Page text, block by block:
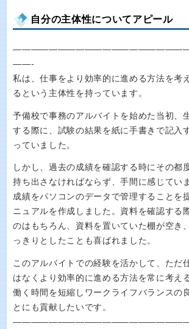
自分の主体性についてアピール
——-
私は、仕事をより効率的に進める方法を考
るという主体性を持っています。
予備校で事務のアルバイトを始めた当初、
する際に、試験の結果を紙に手書きで記入
っていました。
しかし、過去の成績を確認する時にその都
持ち出さなければならず、手間に感じてい
成績をパソコンのデータで管理することを
ニュアルを作成しました。資料を確認する
のはもちろん、資料を置いていた棚が空き
っきりとしたことも喜ばれました。
このアルバイトでの経験を活かして、ただ
はなくより効率的に進める方法を常に考え
働く時間を短縮しワークライフバランスの
とにも貢献したいです。